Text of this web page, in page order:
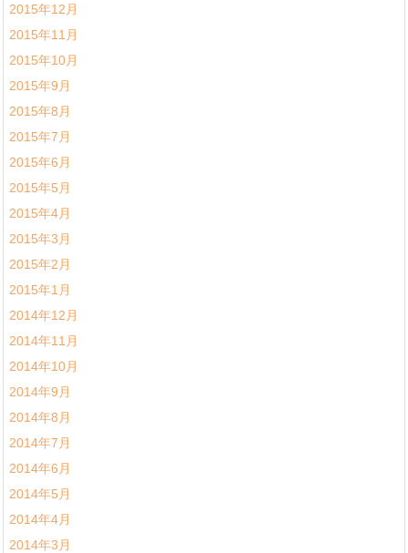
2015年12月
2015年11月
2015年10月
2015年9月
2015年8月
2015年7月
2015年6月
2015年5月
2015年4月
2015年3月
2015年2月
2015年1月
2014年12月
2014年11月
2014年10月
2014年9月
2014年8月
2014年7月
2014年6月
2014年5月
2014年4月
2014年3月